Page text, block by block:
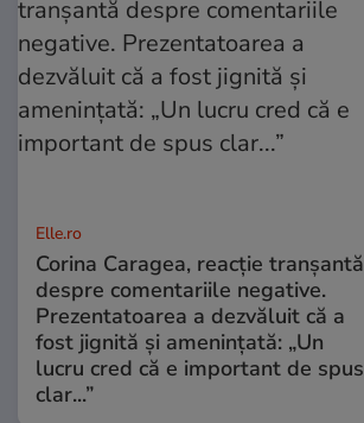
Elle.ro
Corina Caragea, reacție tranșantă
despre comentariile negative.
Prezentatoarea a dezvăluit că a
fost jignită și amenințată: „Un
lucru cred că e important de spus
clar...”